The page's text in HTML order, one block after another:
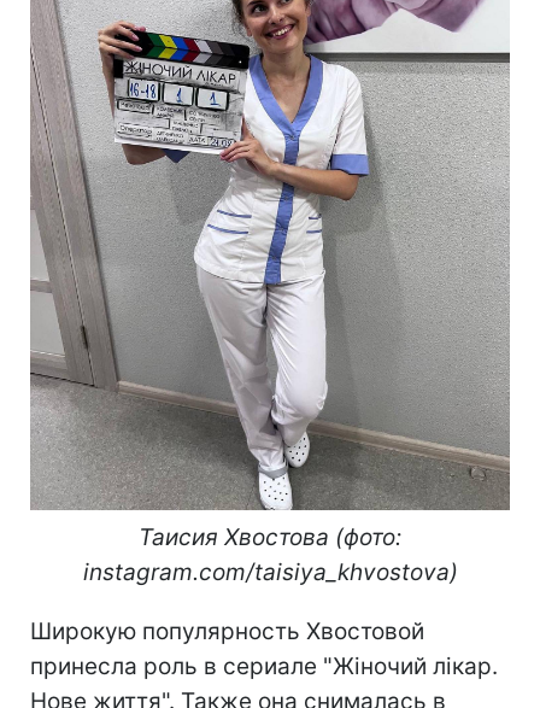
Таисия Хвостова (фото:
instagram.com/taisiya_khvostova)
Широкую популярность Хвостовой
принесла роль в сериале "Жіночий лікар.
Нове життя". Также она снималась в